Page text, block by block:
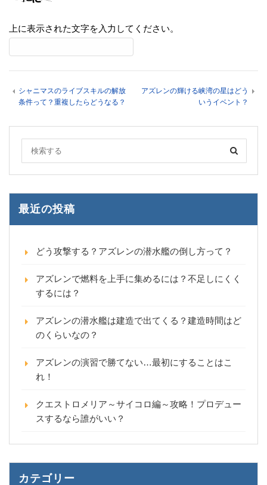
上に表示された文字を入力してください。
シャニマスのライブスキルの解放
条件って？重複したらどうなる？
アズレンの輝ける峡湾の星はどう
いうイベント？
最近の投稿
どう攻撃する？アズレンの潜水艦の倒し方って？
アズレンで燃料を上手に集めるには？不足しにくく
するには？
アズレンの潜水艦は建造で出てくる？建造時間はど
のくらいなの？
アズレンの演習で勝てない…最初にすることはこ
れ！
クエストロメリア～サイコロ編～攻略！プロデュー
スするなら誰がいい？
カテゴリー